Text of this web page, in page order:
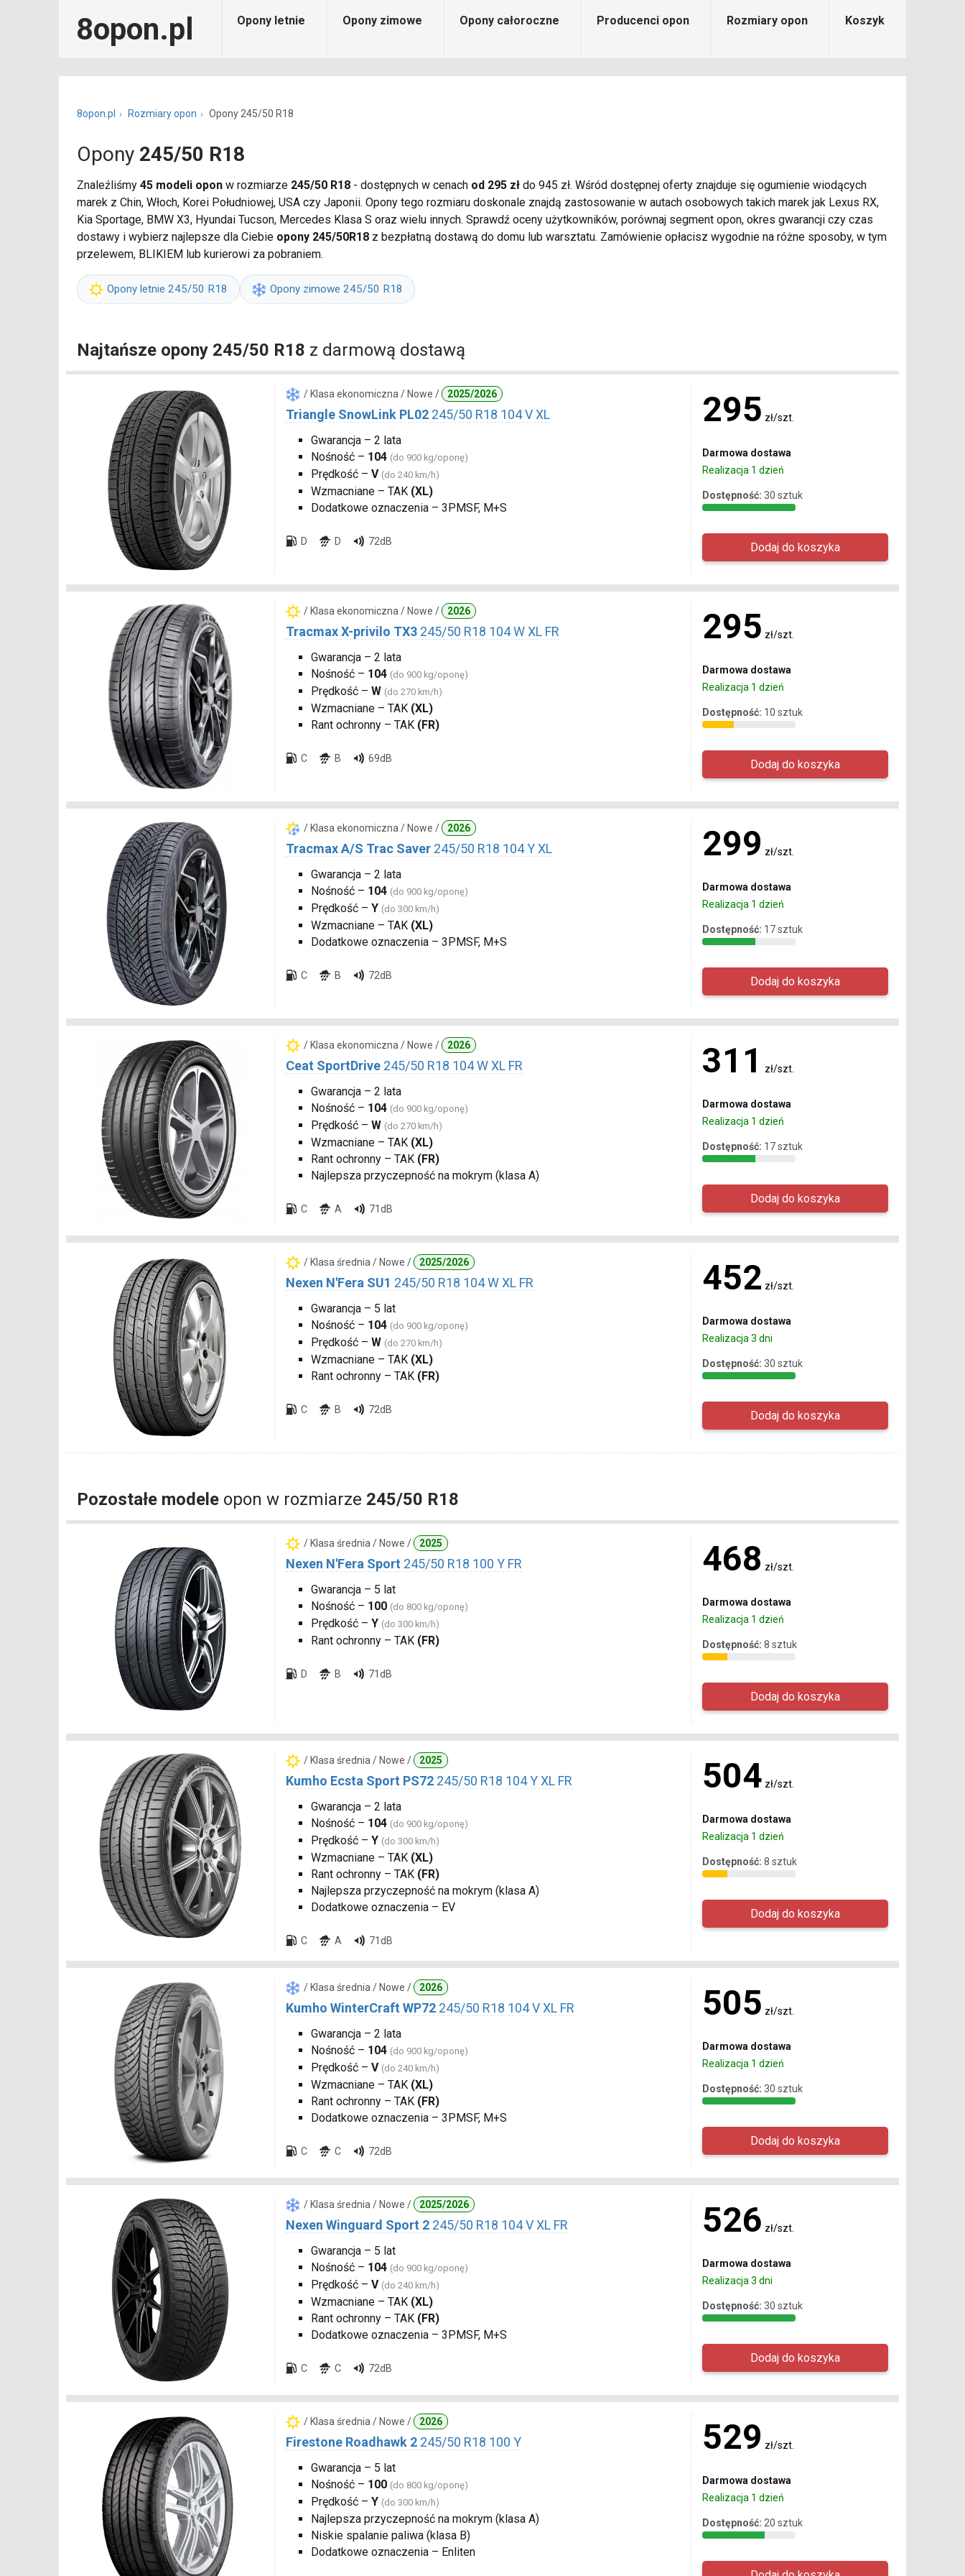
8opon.pl Opony letnie Opony zimowe Opony całoroczne Producenci opon Rozmiary opon Koszyk
8opon.pl Rozmiary opon Opony 245/50 R18
Opony 245/50 R18
Znaleźliśmy 45 modeli opon w rozmiarze 245/50 R18 - dostępnych w cenach od 295 zł do 945 zł. Wśród dostępnej oferty znajduje się ogumienie wiodących
marek z Chin, Włoch, Korei Południowej, USA czy Japonii. Opony tego rozmiaru doskonale znajdą zastosowanie w autach osobowych takich marek jak Lexus RX,
Kia Sportage, BMW X3, Hyundai Tucson, Mercedes Klasa S oraz wielu innych. Sprawdź oceny użytkowników, porównaj segment opon, okres gwarancji czy czas
dostawy i wybierz najlepsze dla Ciebie opony 245/50R18 z bezpłatną dostawą do domu lub warsztatu. Zamówienie opłacisz wygodnie na różne sposoby, w tym
przelewem, BLIKIEM lub kurierowi za pobraniem.
Opony letnie 245/50 R18 Opony zimowe 245/50 R18
Najtańsze opony 245/50 R18 z darmową dostawą
/ Klasa ekonomiczna / Nowe / 2025/2026
Triangle SnowLink PL02 245/50 R18 104 V XL
Gwarancja – 2 lata
Nośność – 104 (do 900 kg/oponę)
Prędkość – V (do 240 km/h)
Wzmacniane – TAK (XL)
Dodatkowe oznaczenia – 3PMSF, M+S
D D 72dB
295 zł/szt.
Darmowa dostawa
Realizacja 1 dzień
Dostępność: 30 sztuk
/ Klasa ekonomiczna / Nowe / 2026
Tracmax X-privilo TX3 245/50 R18 104 W XL FR
Gwarancja – 2 lata
Nośność – 104 (do 900 kg/oponę)
Prędkość – W (do 270 km/h)
Wzmacniane – TAK (XL)
Rant ochronny – TAK (FR)
C B 69dB
295 zł/szt.
Darmowa dostawa
Realizacja 1 dzień
Dostępność: 10 sztuk
/ Klasa ekonomiczna / Nowe / 2026
Tracmax A/S Trac Saver 245/50 R18 104 Y XL
Gwarancja – 2 lata
Nośność – 104 (do 900 kg/oponę)
Prędkość – Y (do 300 km/h)
Wzmacniane – TAK (XL)
Dodatkowe oznaczenia – 3PMSF, M+S
C B 72dB
299 zł/szt.
Darmowa dostawa
Realizacja 1 dzień
Dostępność: 17 sztuk
/ Klasa ekonomiczna / Nowe / 2026
Ceat SportDrive 245/50 R18 104 W XL FR
Gwarancja – 2 lata
Nośność – 104 (do 900 kg/oponę)
Prędkość – W (do 270 km/h)
Wzmacniane – TAK (XL)
Rant ochronny – TAK (FR)
Najlepsza przyczepność na mokrym (klasa A)
C A 71dB
311 zł/szt.
Darmowa dostawa
Realizacja 1 dzień
Dostępność: 17 sztuk
/ Klasa średnia / Nowe / 2025/2026
Nexen N'Fera SU1 245/50 R18 104 W XL FR
Gwarancja – 5 lat
Nośność – 104 (do 900 kg/oponę)
Prędkość – W (do 270 km/h)
Wzmacniane – TAK (XL)
Rant ochronny – TAK (FR)
C B 72dB
452 zł/szt.
Darmowa dostawa
Realizacja 3 dni
Dostępność: 30 sztuk
Pozostałe modele opon w rozmiarze 245/50 R18
/ Klasa średnia / Nowe / 2025
Nexen N'Fera Sport 245/50 R18 100 Y FR
Gwarancja – 5 lat
Nośność – 100 (do 800 kg/oponę)
Prędkość – Y (do 300 km/h)
Rant ochronny – TAK (FR)
D B 71dB
468 zł/szt.
Darmowa dostawa
Realizacja 1 dzień
Dostępność: 8 sztuk
/ Klasa średnia / Nowe / 2025
Kumho Ecsta Sport PS72 245/50 R18 104 Y XL FR
Gwarancja – 2 lata
Nośność – 104 (do 900 kg/oponę)
Prędkość – Y (do 300 km/h)
Wzmacniane – TAK (XL)
Rant ochronny – TAK (FR)
Najlepsza przyczepność na mokrym (klasa A)
Dodatkowe oznaczenia – EV
C A 71dB
504 zł/szt.
Darmowa dostawa
Realizacja 1 dzień
Dostępność: 8 sztuk
/ Klasa średnia / Nowe / 2026
Kumho WinterCraft WP72 245/50 R18 104 V XL FR
Gwarancja – 2 lata
Nośność – 104 (do 900 kg/oponę)
Prędkość – V (do 240 km/h)
Wzmacniane – TAK (XL)
Rant ochronny – TAK (FR)
Dodatkowe oznaczenia – 3PMSF, M+S
C C 72dB
505 zł/szt.
Darmowa dostawa
Realizacja 1 dzień
Dostępność: 30 sztuk
/ Klasa średnia / Nowe / 2025/2026
Nexen Winguard Sport 2 245/50 R18 104 V XL FR
Gwarancja – 5 lat
Nośność – 104 (do 900 kg/oponę)
Prędkość – V (do 240 km/h)
Wzmacniane – TAK (XL)
Rant ochronny – TAK (FR)
Dodatkowe oznaczenia – 3PMSF, M+S
C C 72dB
526 zł/szt.
Darmowa dostawa
Realizacja 3 dni
Dostępność: 30 sztuk
/ Klasa średnia / Nowe / 2026
Firestone Roadhawk 2 245/50 R18 100 Y
Gwarancja – 5 lat
Nośność – 100 (do 800 kg/oponę)
Prędkość – Y (do 300 km/h)
Najlepsza przyczepność na mokrym (klasa A)
Niskie spalanie paliwa (klasa B)
Dodatkowe oznaczenia – Enliten
529 zł/szt.
Darmowa dostawa
Realizacja 1 dzień
Dostępność: 20 sztuk